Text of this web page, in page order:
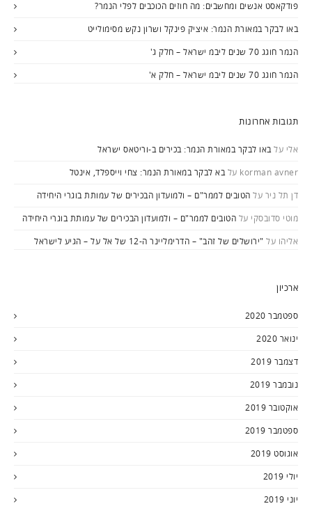
פודקאסט אנשים ומחשבים: מה חוזים הכוכבים לפלי הנמר?
באו לבקר במאורת הנמר: איציק פינקל ושרון נקש מסימולייט
הנמר חוגג 70 שנים ליבמ ישראל – חלק ג'
הנמר חוגג 70 שנים ליבמ ישראל – חלק א'
תגובות אחרונות
אלי עלבאו לבקר במאורת הנמר: בכירים ב-וריטאס ישראל
korman avner עלבא לבקר במאורת הנמר: צחי וייספלד, אינטל
דן תל ניר על הטובים לממר"ם – ולמועדון הבכירים של עמותת בוגרי היחידה
מוטי סדובסקי על הטובים לממר"ם – ולמועדון הבכירים של עמותת בוגרי היחידה
אליהו על "ירושלים של זהב" – הדרימליינר ה-12 של אל על – הגיע לישראל
ארכיון
ספטמבר 2020
ינואר 2020
דצמבר 2019
נובמבר 2019
אוקטובר 2019
ספטמבר 2019
אוגוסט 2019
יולי 2019
יוני 2019